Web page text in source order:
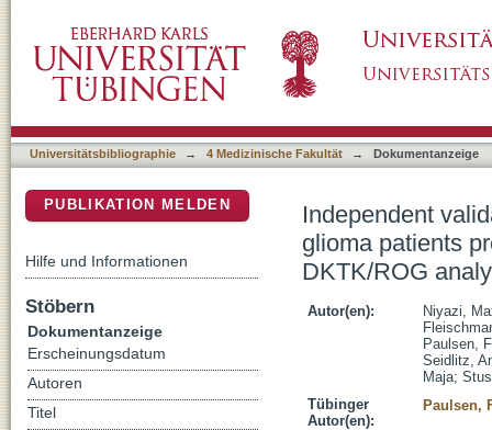
recurrence survival : A multicenter DKTK/
Universitätsbibliographie → 4 Medizinische Fakultät → Dokumentanzeige
Independent
glioma patients
DKTK/ROG
Autor(en):
Niyazi,
Paulsen,
Seidlitz,
Maja;
Tübinger
Autor(en):
Paulsen,
PUBLIKATION MELDEN
Hilfe und Informationen
Stöbern
Dokumentanzeige
Erscheinungsdatum
Autoren
Titel